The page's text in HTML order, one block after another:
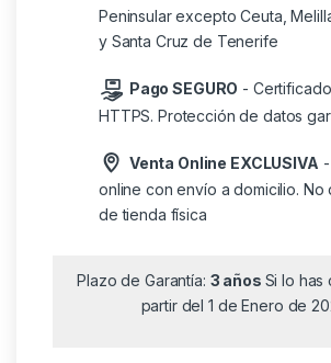
Peninsular excepto Ceuta,
y Santa Cruz de Tenerife
Pago SEGURO -
HTTPS. Protección de datos
Venta Online EXCLUSIVA
online con envío a domicilio. No
de tienda física
Plazo de Garantía: 3 años Si lo has
partir del 1 de Enero de